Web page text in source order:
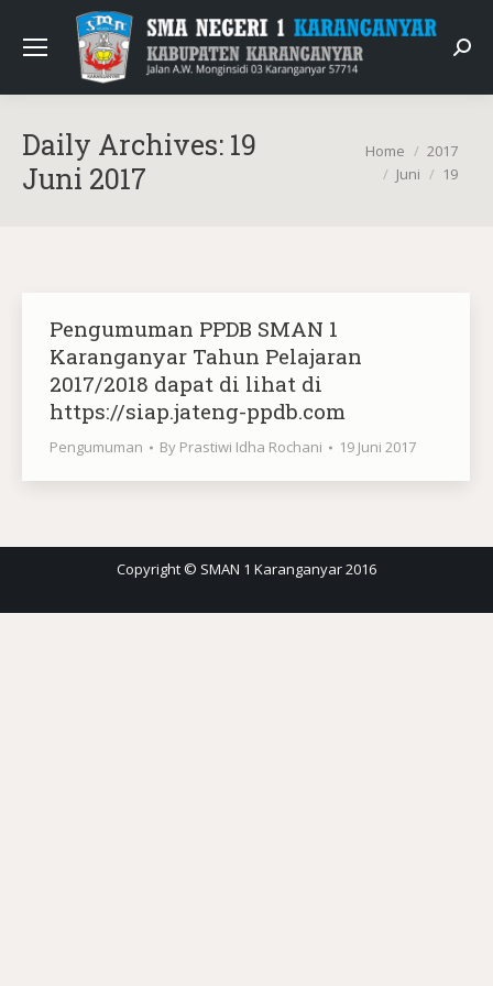
Daily Archives: 19
Juni 2017
You are here:
Home
2017
Juni
19
Pengumuman PPDB SMAN 1
Karanganyar Tahun Pelajaran
2017/2018 dapat di lihat di
https://siap.jateng-ppdb.com
Pengumuman By Prastiwi Idha Rochani 19 Juni 2017
Copyright © SMAN 1 Karanganyar 2016